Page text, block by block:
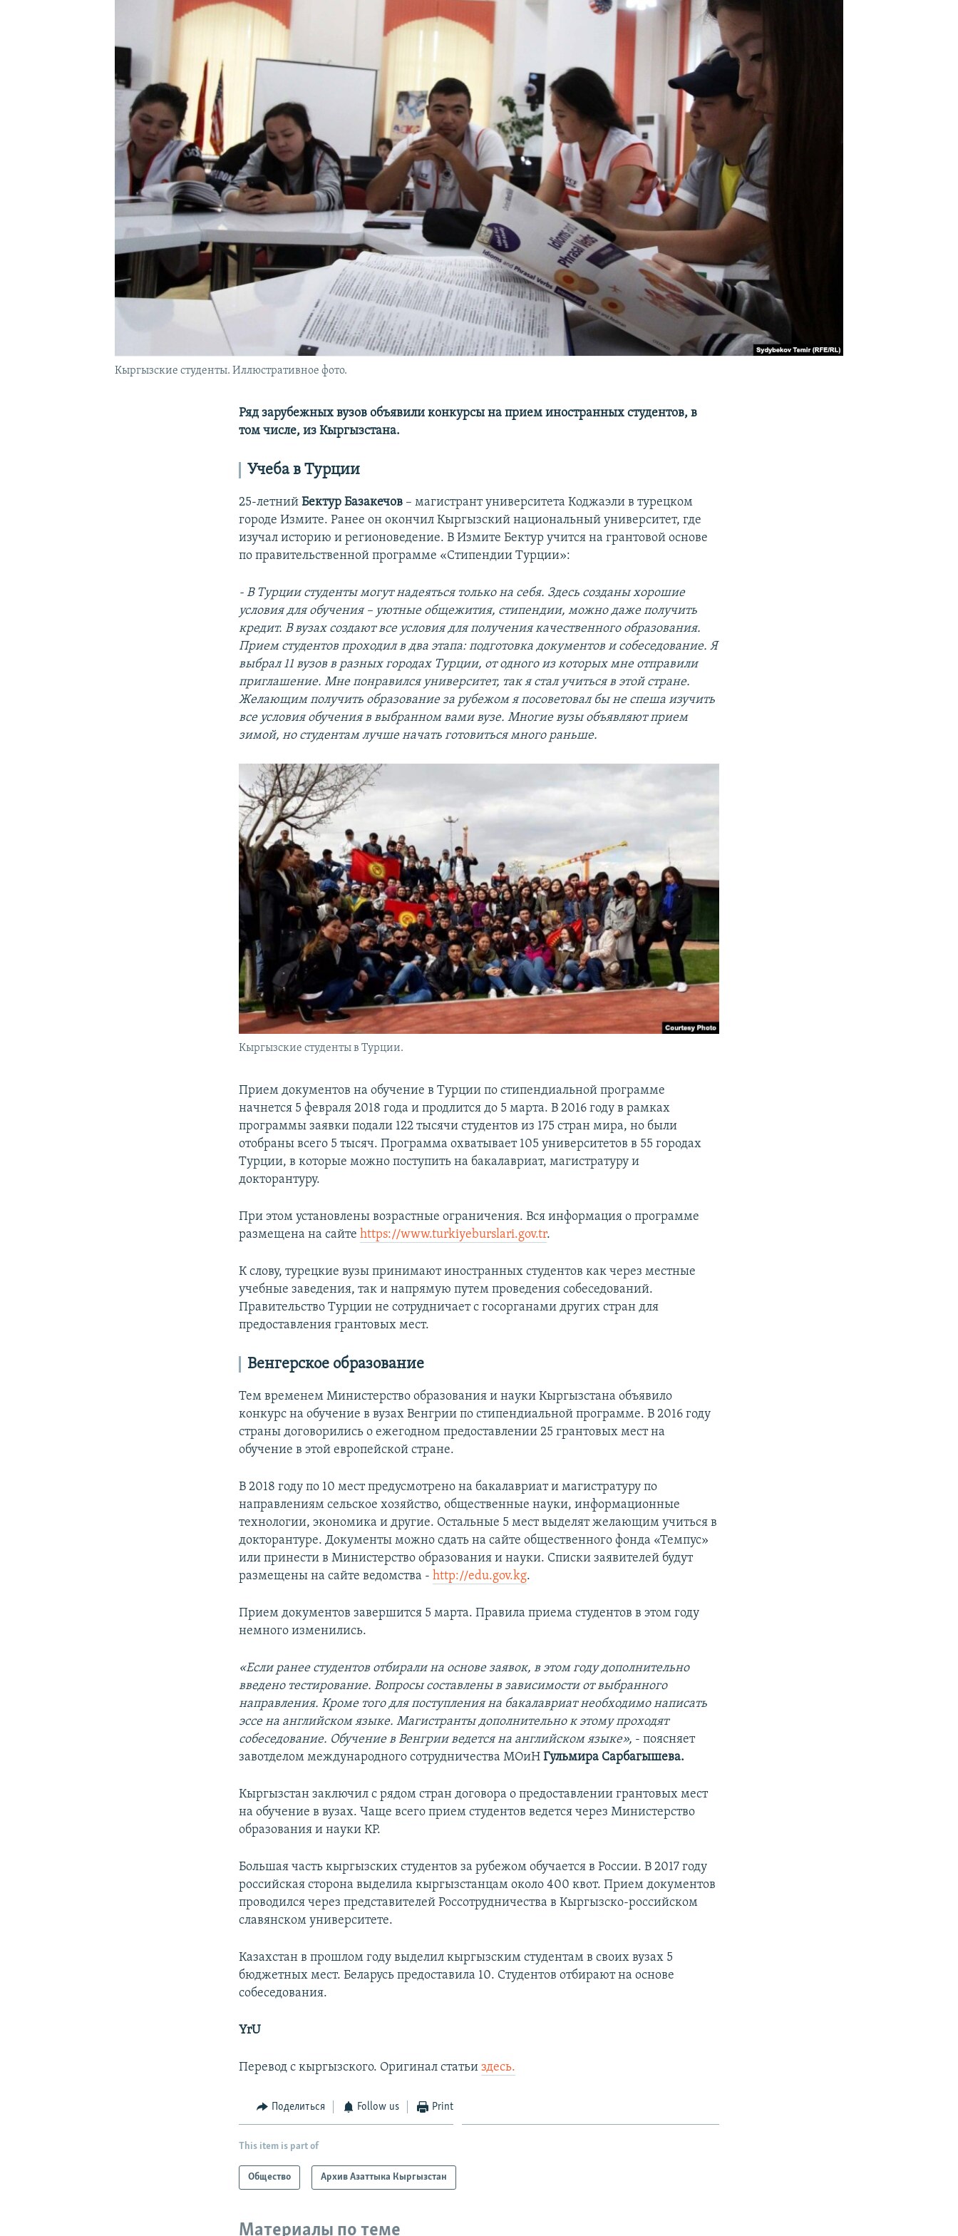
Кыргызские студенты. Иллюстративное фото.
Ряд зарубежных вузов объявили конкурсы на прием иностранных студентов, в
том числе, из Кыргызстана.
Учеба в Турции
25-летнийБектур Базакечов – магистрант университета Коджаэли в турецком
городе Измите. Ранее он окончил Кыргызский национальный университет, где
изучал историю и регионоведение. В Измите Бектур учится на грантовой основе
по правительственной программе «Стипендии Турции»:
- В Турции студенты могут надеяться только на себя. Здесь созданы хорошие
условия для обучения – уютные общежития, стипендии, можно даже получить
кредит. В вузах создают все условия для получения качественного образования.
Прием студентов проходил в два этапа: подготовка документов и собеседование. Я
выбрал 11 вузов в разных городах Турции, от одного из которых мне отправили
приглашение. Мне понравился университет, так я стал учиться в этой стране.
Желающим получить образование за рубежом я посоветовал бы не спеша изучить
все условия обучения в выбранном вами вузе. Многие вузы объявляют прием
зимой, но студентам лучше начать готовиться много раньше.
Кыргызские студенты в Турции.
Прием документов на обучение в Турции по стипендиальной программе
начнется 5 февраля 2018 года и продлится до 5 марта. В 2016 году в рамках
программы заявки подали 122 тысячи студентов из 175 стран мира, но были
отобраны всего 5 тысяч. Программа охватывает 105 университетов в 55 городах
Турции, в которые можно поступить на бакалавриат, магистратуру и
докторантуру.
При этом установлены возрастные ограничения. Вся информация о программе
размещена на сайтеhttps://www.turkiyeburslari.gov.tr.
К слову, турецкие вузы принимают иностранных студентов как через местные
учебные заведения, так и напрямую путем проведения собеседований.
Правительство Турции не сотрудничает с госорганами других стран для
предоставления грантовых мест.
Венгерское образование
Тем временем Министерство образования и науки Кыргызстана объявило
конкурс на обучение в вузах Венгрии по стипендиальной программе. В 2016 году
страны договорились о ежегодном предоставлении 25 грантовых мест на
обучение в этой европейской стране.
В 2018 году по 10 мест предусмотрено на бакалавриат и магистратуру по
направлениям сельское хозяйство, общественные науки, информационные
технологии, экономика и другие. Остальные 5 мест выделят желающим учиться в
докторантуре. Документы можно сдать на сайте общественного фонда «Темпус»
или принести в Министерство образования и науки. Списки заявителей будут
размещены на сайте ведомства -http://edu.gov.kg.
Прием документов завершится 5 марта. Правила приема студентов в этом году
немного изменились.
«Если ранее студентов отбирали на основе заявок, в этом году дополнительно
введено тестирование. Вопросы составлены в зависимости от выбранного
направления. Кроме того для поступления на бакалавриат необходимо написать
эссе на английском языке. Магистранты дополнительно к этому проходят
собеседование. Обучение в Венгрии ведется на английском языке», - поясняет
завотделом международного сотрудничества МОиНГульмира Сарбагышева.
Кыргызстан заключил с рядом стран договора о предоставлении грантовых мест
на обучение в вузах. Чаще всего прием студентов ведется через Министерство
образования и науки КР.
Большая часть кыргызских студентов за рубежом обучается в России. В 2017 году
российская сторона выделила кыргызстанцам около 400 квот. Прием документов
проводился через представителей Россотрудничества в Кыргызско-российском
славянском университете.
Казахстан в прошлом году выделил кыргызским студентам в своих вузах 5
бюджетных мест. Беларусь предоставила 10. Студентов отбирают на основе
собеседования.
YrU
Перевод с кыргызского. Оригинал статьиздесь.
Поделиться Follow us Print
This item is part of
Общество Архив Азаттыка Кыргызстан
Материалы по теме